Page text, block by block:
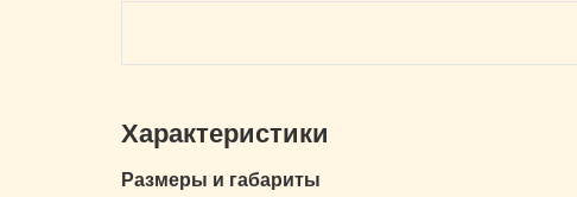
Характеристики
Размеры и габариты